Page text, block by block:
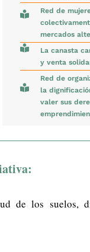
Red de
mercados
La canasta
y venta
Red de
la
valer sus
de los suelos,